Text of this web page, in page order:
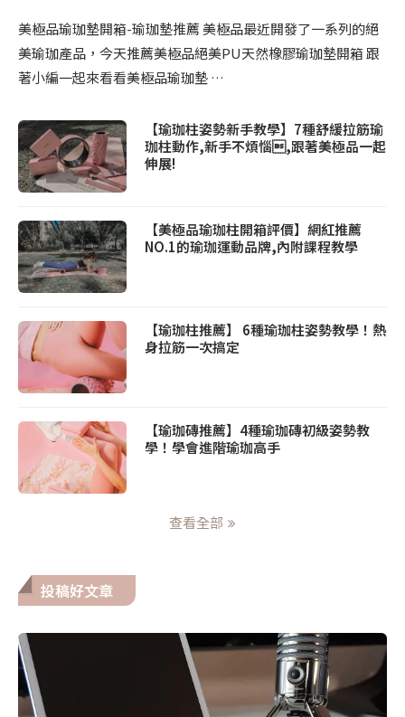
美極品瑜珈墊開箱-瑜珈墊推薦 美極品最近開發了一系列的絕
美瑜珈產品，今天推薦美極品絕美PU天然橡膠瑜珈墊開箱 跟
著小編一起來看看美極品瑜珈墊 …
【瑜珈柱姿勢新手教學】7種舒緩拉筋瑜
珈柱動作,新手不煩惱,跟著美極品一起
伸展!
【美極品瑜珈柱開箱評價】網紅推薦
NO.1的瑜珈運動品牌,內附課程教學
【瑜珈柱推薦】 6種瑜珈柱姿勢教學！熱
身拉筋一次搞定
【瑜珈磚推薦】4種瑜珈磚初級姿勢教
學！學會進階瑜珈高手
查看全部
投稿好文章